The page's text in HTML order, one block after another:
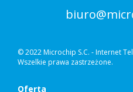
© 2022 Microchip S.C. - Internet
Wszelkie prawa zastrzeżone.
Oferta